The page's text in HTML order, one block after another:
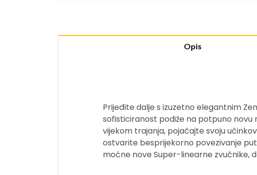
Opis
Prijeđite dalje s izuzetno elegantnim
sofisticiranost podiže na potpuno
vijekom trajanja, pojačajte svoju
ostvarite besprijekorno povezivanje
moćne nove Super-linearne zvučnike,